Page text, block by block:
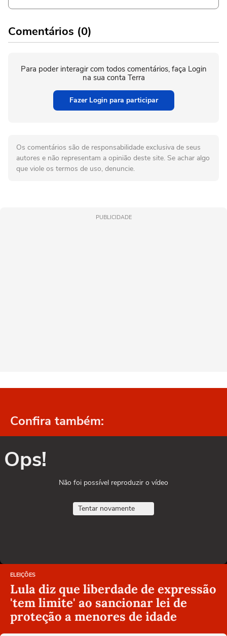
Comentários (0)
Para poder interagir com todos comentários, faça Login
na sua conta Terra
Fazer Login para participar
Os comentários são de responsabilidade exclusiva de seus
autores e não representam a opinião deste site. Se achar algo
que viole os termos de uso, denuncie.
PUBLICIDADE
Confira também:
Ops!
Não foi possível reproduzir o vídeo
Tentar novamente
ELEIÇÕES
Lula diz que liberdade de expressão
'tem limite' ao sancionar lei de
proteção a menores de idade